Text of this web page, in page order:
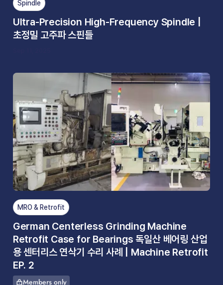
Spindle
Ultra-Precision High-Frequency Spindle |
초정밀 고주파 스핀들
MRO & Retrofit
German Centerless Grinding Machine
Retrofit Case for Bearings 독일산 베어링 산업
용 센터리스 연삭기 수리 사례 | Machine Retrofit
EP. 2
Members only